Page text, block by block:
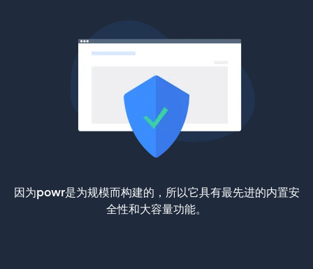
因为powr是为规模而构建的，所以它具有最先进的内置安
全性和大容量功能。